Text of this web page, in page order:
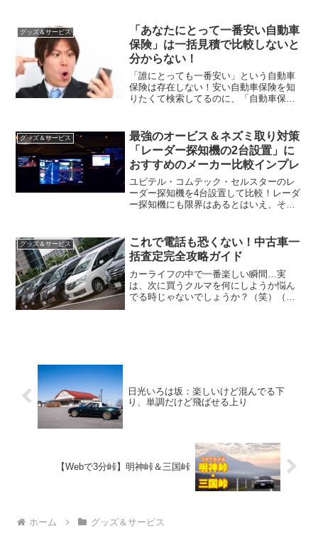
という、濃緑のメタリック塗装がされた
限定車です...
グッズ＆サービス
「あなたにとって一番安い自動車
保険」は一括見積で比較しないと
分からない！
「誰にとっても一番安い」という自動車
保険は存在しない！安い自動車保険を知
りたくて検索してるのに、「自動車保険
比較サイトはこちら」でおしまい。僕は
そういうのにはウンザリな...
グッズ＆サービス
最強のオービス＆ネズミ取り対策
「レーダー探知機の2台設置」に
おすすめのメーカー比較インプレ
ユピテル・コムテック・セルスターのレ
ーダー探知機を4台設置して比較！レーダ
ー探知機にも限界はあるとはいえ、それ
「安物1台で充分で、高級機のおかげで助
かることなんてそうそ...
グッズ＆サービス
これで電話も恐くない！中古車一
括査定完全攻略ガイド
カーライフの中で一番楽しい瞬間…実
は、次に買うクルマを何にしようか悩ん
でる時じゃないでしょうか？（笑）（い
日光いろは坂：楽しいけど混んでる下
り、単調だけど飛ばせる上り
【Webで3分峠】明神峠＆三国峠
ホーム グッズ＆サービス